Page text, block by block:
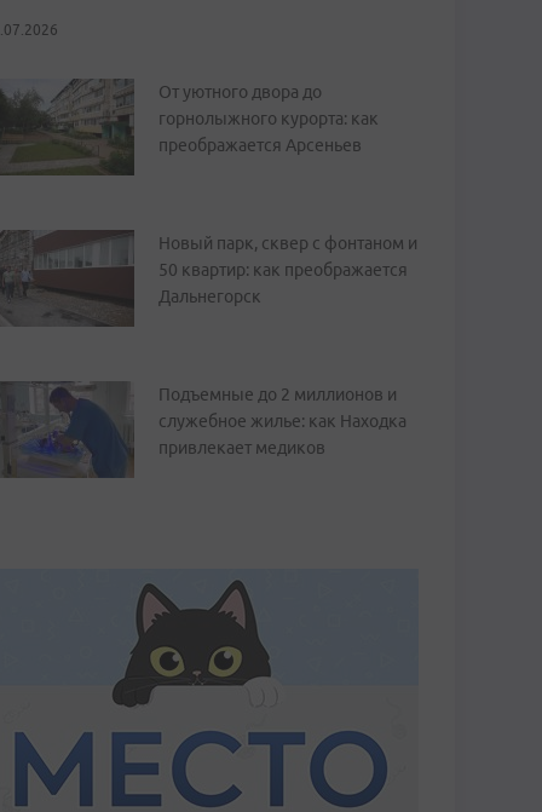
От уютного двора до
горнолыжного курорта: как
преображается Арсеньев
Новый парк, сквер с фонтаном и
50 квартир: как преображается
Дальнегорск
Подъемные до 2 миллионов и
служебное жилье: как Находка
привлекает медиков